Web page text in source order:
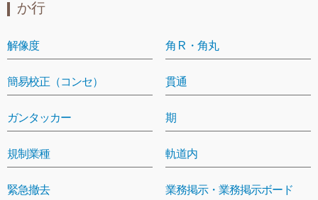
か行
解像度 角Ｒ・角丸
簡易校正（コンセ） 貫通
ガンタッカー 期
規制業種 軌道内
緊急撤去 業務掲示・業務掲示ボード